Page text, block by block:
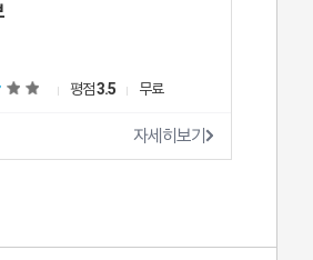
평점3.5 무료
자세히보기